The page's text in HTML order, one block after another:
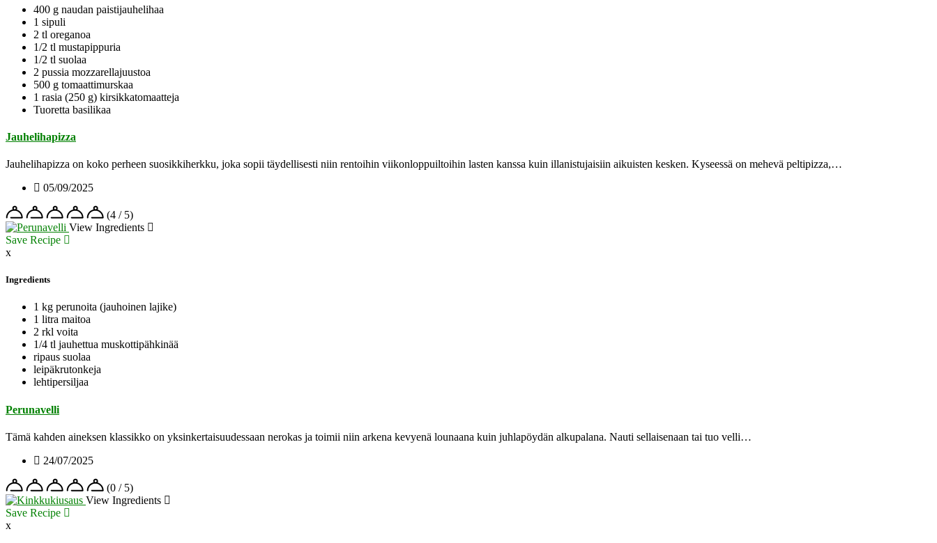
400 g naudan paistijauhelihaa
1 sipuli
2 tl oreganoa
1/2 tl mustapippuria
1/2 tl suolaa
2 pussia mozzarellajuustoa
500 g tomaattimurskaa
1 rasia (250 g) kirsikkatomaatteja
Tuoretta basilikaa
Jauhelihapizza
Jauhelihapizza on koko perheen suosikkiherkku, joka sopii täydellisesti niin rentoihin viikonloppuiltoihin lasten kanssa kuin illanistujaisiin aikuisten kesken. Kyseessä on mehevä peltipizza,…
05/09/2025
(4 / 5)
View Ingredients
Save Recipe
x
Ingredients
1 kg perunoita (jauhoinen lajike)
1 litra maitoa
2 rkl voita
1/4 tl jauhettua muskottipähkinää
ripaus suolaa
leipäkrutonkeja
lehtipersiljaa
Perunavelli
Tämä kahden aineksen klassikko on yksinkertaisuudessaan nerokas ja toimii niin arkena kevyenä lounaana kuin juhlapöydän alkupalana. Nauti sellaisenaan tai tuo velli…
24/07/2025
(0 / 5)
View Ingredients
Save Recipe
x